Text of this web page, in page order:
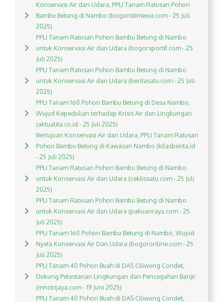
Konservasi Air dan Udara, PPLI Tanam Ratusan Pohon
Bambu Betung di Nambo (bogoristimewa.com - 25 Juli
2025)
PPLI Tanam Ratusan Pohon Bambu Betung di Nambo
untuk Konservasi Air dan Udara (bogorsportif.com - 25
Juli 2025)
PPLI Tanam Ratusan Pohon Bambu Betung di Nambo
untuk Konservasi Air dan Udara (beritasatu.com - 25 Juli
2025)
PPLI Tanam 160 Pohon Bambu Betung di Desa Nambo,
Wujud Kepedulian terhadap Krisis Air dan Lingkungan
(aktualita.co.id - 25 Juli 2025)
Bertujuan Konservasi Air dan Udara, PPLI Tanam Ratusan
Pohon Bambu Betung di Kawasan Nambo (kilasberita.id
- 25 Juli 2025)
PPLI Tanam Ratusan Pohon Bambu Betung di Nambo
untuk Konservasi Air dan Udara (ceklissatu.com - 25 Juli
2025)
PPLI Tanam Ratusan Pohon Bambu Betung di Nambo
untuk Konservasi Air dan Udara (pakuanraya.com - 25
Juli 2025)
PPLI Tanam 160 Pohon Bambu Betung di Nambo, Wujud
Nyata Konservasi Air Dan Udara (bogoronline.com - 25
Juli 2025)
PPLI Tanam 40 Pohon Buah di DAS Ciliwung Condet,
Dukung Pelestarian Lingkungan dan Pencegahan Banjir
(mnctrijaya.com - 19 Juni 2025)
PPLI Tanam 40 Pohon Buah di DAS Ciliwung Condet,